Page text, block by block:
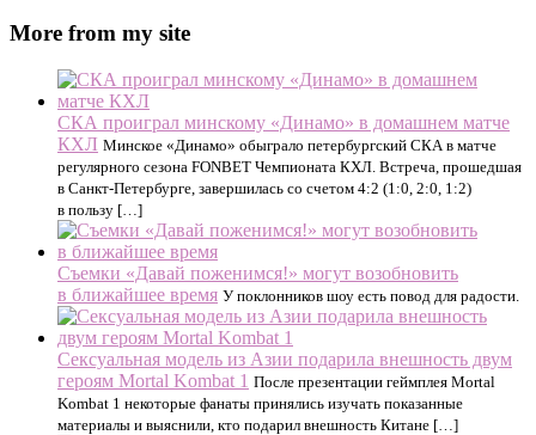
More from my site
СКА проиграл минскому «Динамо» в домашнем матче
КХЛ Минское «Динамо» обыграло петербургский СКА в матче
регулярного сезона FONBET Чемпионата КХЛ. Встреча, прошедшая
в Санкт‑Петербурге, завершилась со счетом 4:2 (1:0, 2:0, 1:2)
в пользу […]
Съемки «Давай поженимся!» могут возобновить
в ближайшее время У поклонников шоу есть повод для радости.
Сексуальная модель из Азии подарила внешность двум
героям Mortal Kombat 1 После презентации геймплея Mortal
Kombat 1 некоторые фанаты принялись изучать показанные
материалы и выяснили, кто подарил внешность Китане […]